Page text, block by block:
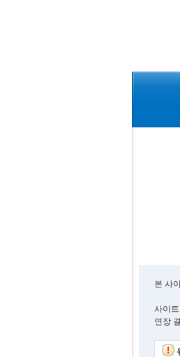
본 사
사이
연장